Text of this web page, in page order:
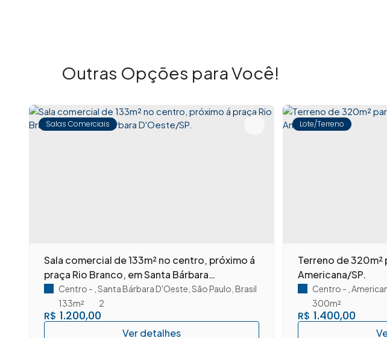
Outras Opções para Você!
Salas Comerciais
Sala comercial de 133m² no centro, próximo á
praça Rio Branco, em Santa Bárbara
D'Oeste/SP.
R$ 1.200,00
Centro ,Santa Bárbara D'Oeste ,São Paulo ,Brasil
2
133m²
Lote/Terreno
Terreno de
Americana/SP.
R$ 1.400,00
Centro
300m²